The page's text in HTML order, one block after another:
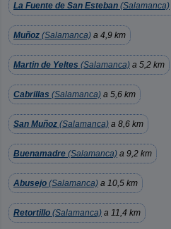
La Fuente de San Esteban (Salamanca)
Muñoz (Salamanca) a 4,9 km
Martin de Yeltes (Salamanca) a 5,2 km
Cabrillas (Salamanca) a 5,6 km
San Muñoz (Salamanca) a 8,6 km
Buenamadre (Salamanca) a 9,2 km
Abusejo (Salamanca) a 10,5 km
Retortillo (Salamanca) a 11,4 km